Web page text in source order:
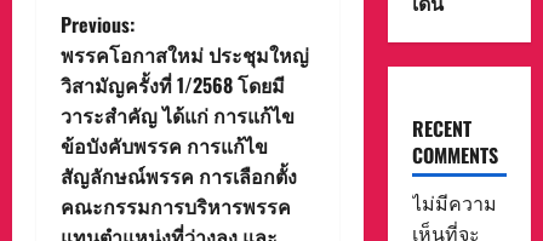
P
o
s
t
Previous:
พรรคโอกาสใหม่ ประชุมใหญ่
วิสามัญครั้งที่ 1/2568 โดยมี
วาระสำคัญ ได้แก่ การแก้ไข
ข้อบังคับพรรค การแก้ไข
สัญลักษณ์พรรค การเลือกตั้ง
คณะกรรมการบริหารพรรค
RECENT
COMMENTS
ไม่มีความ
เห็นที่จะ